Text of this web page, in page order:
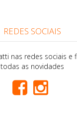
REDES SOCIAIS
nas redes sociais
todas as novidades